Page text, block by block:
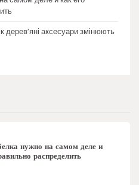
дерев’яні аксесуари змінюють
нужно на самом деле и
распределить